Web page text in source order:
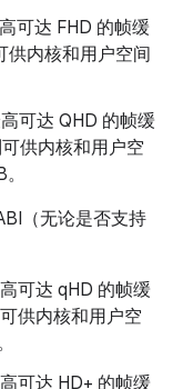
可达 FHD 的帧缓
供内核和用户空间
可达 QHD 的帧缓
供内核和用户空
（无论是否支持
可达 qHD 的帧缓
供内核和用户空
可达 HD+ 的帧缓